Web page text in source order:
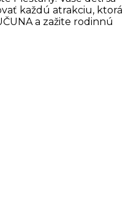
každú atrakciu, ktorá
a zažite rodinnú